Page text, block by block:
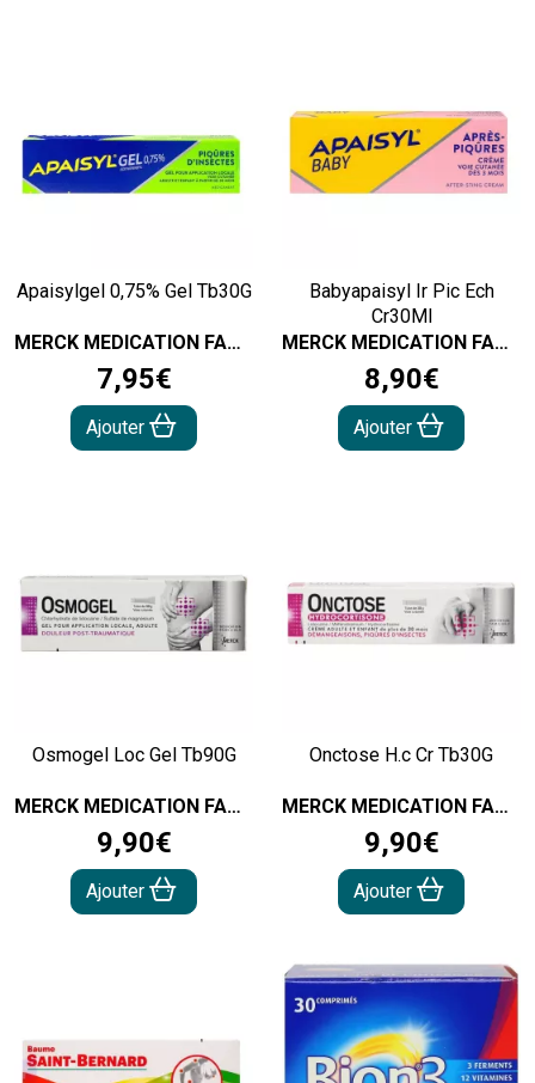
Apaisylgel 0,75% Gel Tb30G
MERCK MEDICATION FAMILIAL
7,95€
Ajouter
Babyapaisyl Ir Pic Ech
Cr30Ml
MERCK MEDICATION FAMILIAL
8,90€
Ajouter
Osmogel Loc Gel Tb90G
MERCK MEDICATION FAMILIAL
9,90€
Ajouter
Onctose H.c Cr Tb30G
MERCK MEDICATION FAMILIAL
9,90€
Ajouter